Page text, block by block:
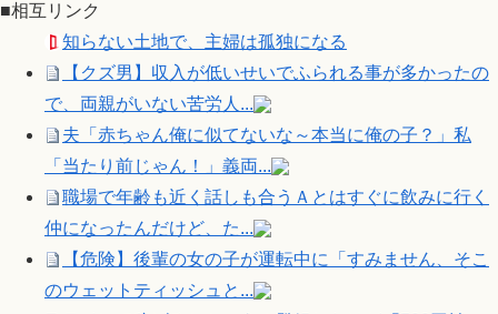
■相互リンク
知らない土地で、主婦は孤独になる
【クズ男】収入が低いせいでふられる事が多かったの
で、両親がいない苦労人...
夫「赤ちゃん俺に似てないな～本当に俺の子？」私
「当たり前じゃん！」義両...
職場で年齢も近く話しも合うＡとはすぐに飲みに行く
仲になったんだけど、た...
【危険】後輩の女の子が運転中に「すみません、そこ
のウェットティッシュと...